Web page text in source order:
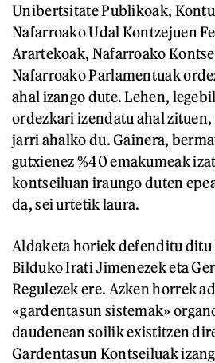
Unibertsitate Publikoak,
Nafarroako Udal Kontzejuen
Arartekoak, Nafarroako
Nafarroako Parlamentuak
ahal izango dute. Lehen,
ordezkari izendatu ahal
jarri ahalko du. Gainera,
gutxienez %40 emakumeak
kontseiluan iraungo duten
da, sei urtetik laura.
Aldaketa horiek defenditu ditu
Bilduko Irati Jimenezek eta
Regulezek ere. Azken horrek
«gardentasun sistemak»
daudenean soilik existitzen
Gardentasun Kontseiluak